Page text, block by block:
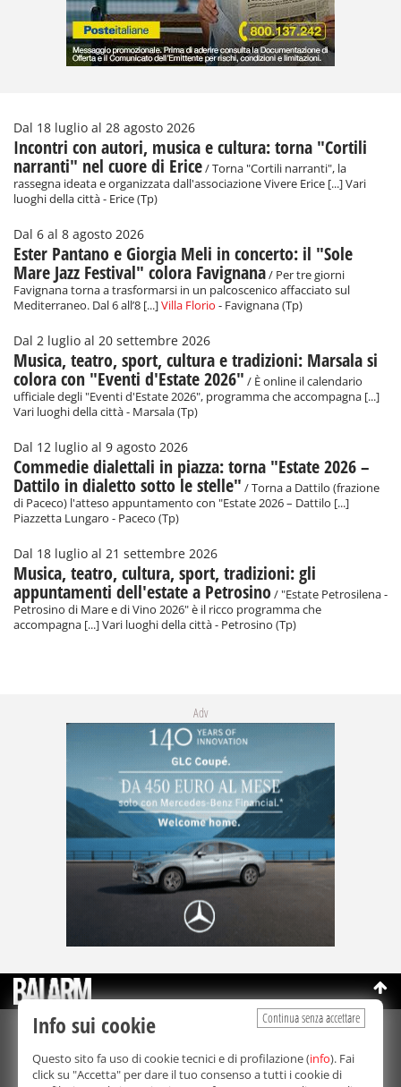
Dal 18 luglio al 28 agosto 2026
Incontri con autori, musica e cultura: torna "Cortili
narranti" nel cuore di Erice/ Torna "Cortili narranti", la
rassegna ideata e organizzata dall'associazione Vivere Erice [...] Vari
luoghi della città - Erice (Tp)
Dal 6 al 8 agosto 2026
Ester Pantano e Giorgia Meli in concerto: il "Sole
Mare Jazz Festival" colora Favignana/ Per tre giorni
Favignana torna a trasformarsi in un palcoscenico affacciato sul
Mediterraneo. Dal 6 all’8 [...]Villa Florio - Favignana (Tp)
Dal 2 luglio al 20 settembre 2026
Musica, teatro, sport, cultura e tradizioni: Marsala si
colora con "Eventi d'Estate 2026" / È online il calendario
ufficiale degli "Eventi d'Estate 2026", programma che accompagna [...]
Vari luoghi della città - Marsala (Tp)
Dal 12 luglio al 9 agosto 2026
Commedie dialettali in piazza: torna "Estate 2026 –
Dattilo in dialetto sotto le stelle" / Torna a Dattilo (frazione
di Paceco) l'atteso appuntamento con "Estate 2026 – Dattilo [...]
Piazzetta Lungaro - Paceco (Tp)
Dal 18 luglio al 21 settembre 2026
Musica, teatro, cultura, sport, tradizioni: gli
appuntamenti dell'estate a Petrosino/ "Estate Petrosilena -
Petrosino di Mare e di Vino 2026" è il ricco programma che
accompagna [...] Vari luoghi della città - Petrosino (Tp)
Adv
Bmedia Srl- P.IVA 07064240828
La riproduzione totale o parziale di tutti i contenuti, in qualunque
forma, su qualsiasi supporto è proibita.
Continua senza accettare
Info sui cookie
Questo sito fa uso di cookie tecnici e di profilazione (info). Fai
click su "Accetta" per dare il tuo consenso a tutti i cookie di